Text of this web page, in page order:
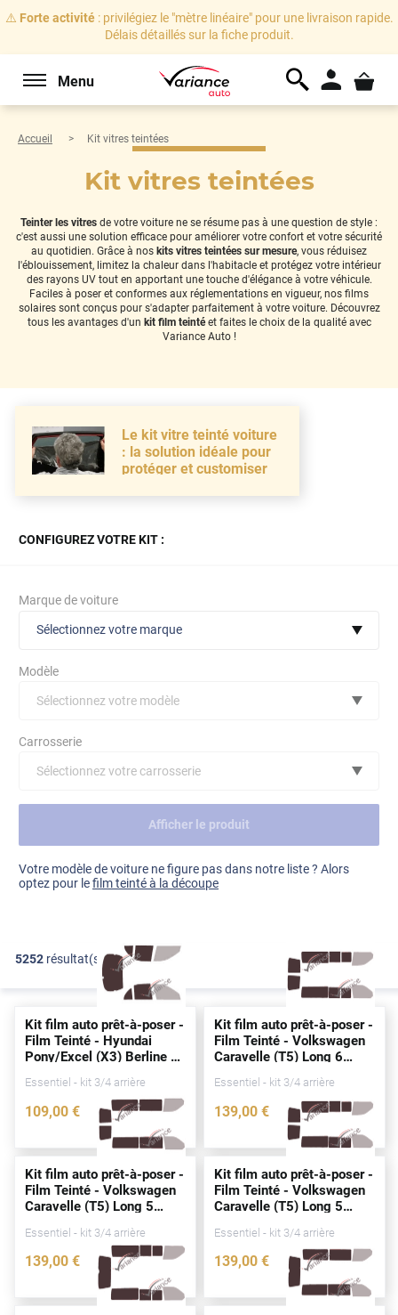
⚠️ Forte activité: privilégiez le "mètre linéaire" pour une livraison rapide.
Délais détaillés sur la fiche produit.
Menu
Accueil Kit vitres teintées
Kit vitres teintées
Teinter les vitres de votre voiture ne se résume pas à une question de style :
c'est aussi une solution efficace pour améliorer votre confort et votre sécurité
au quotidien. Grâce à nos kits vitres teintées sur mesure, vous réduisez
l'éblouissement, limitez la chaleur dans l'habitacle et protégez votre intérieur
des rayons UV tout en apportant une touche d'élégance à votre véhicule.
Faciles à poser et conformes aux réglementations en vigueur, nos films
solaires sont conçus pour s'adapter parfaitement à votre voiture. Découvrez
tous les avantages d'un kit film teintéet faites le choix de la qualité avec
Variance Auto !
Le kit vitre teinté voiture
: la solution idéale pour
protéger et customiser
CONFIGUREZ VOTRE KIT :
Marque de voiture
Sélectionnez votre marque
Ford
Hyundai
Land Rover
Mini
Opel
Peugeot
Modèle
Sélectionnez votre modèle
Carrosserie
Sélectionnez votre carrosserie
Voir tout
Afficher le produit
Votre modèle de voiture ne figure pas dans notre liste ? Alors
optez pour lefilm teinté à la découpe
5252 résultat(s) FILTRER
Kit film auto prêt-à-poser -
Film Teinté - Hyundai
Pony/Excel (X3) Berline 4
Essentiel - kit 3/4 arrière
109,00 €
1108-HYU
Kit film auto prêt-à-poser -
Film Teinté - Volkswagen
Caravelle (T5) Long 6
Essentiel - kit 3/4 arrière
139,00 €
3232-VLW
Kit film auto prêt-à-poser -
Film Teinté - Volkswagen
Caravelle (T5) Long 5
Essentiel - kit 3/4 arrière
139,00 €
3228-VLW
Kit film auto prêt-à-poser -
Film Teinté - Volkswagen
Caravelle (T5) Long 5
Essentiel - kit 3/4 arrière
139,00 €
3230-VLW